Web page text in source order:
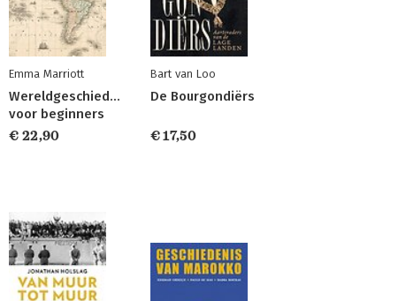
Emma Marriott
Wereldgeschiedenis
voor beginners
€ 22,90
Bart van Loo
De Bourgondiërs
€ 17,50